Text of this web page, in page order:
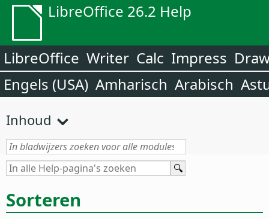
LibreOffice 26.2 Help
LibreOffice Writer Calc Impress
Engels (USA) Amharisch Arabisch
Inhoud
Sorteren